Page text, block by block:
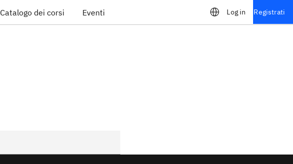
Catalogo dei corsi Eventi Log in Registrati